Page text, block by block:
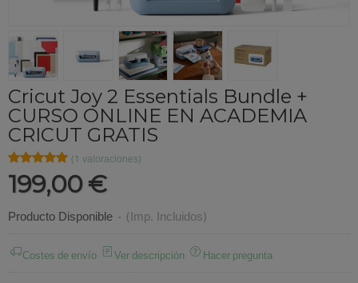
Cricut Joy 2 Essentials Bundle +
CURSO ONLINE EN ACADEMIA
CRICUT GRATIS
★★★★★
★★★★★ (1 valoraciones)
199,00 €
Producto Disponible - (Imp. Incluidos)
Costes de envío Ver descripción Hacer pregunta